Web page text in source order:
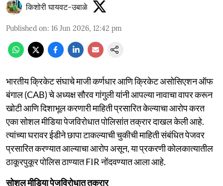
किशोरी घायवट-उबाळे
Published on: 16 Jun 2026, 12:42 pm
भारतीय क्रिकेट संघाचे माजी कर्णधार आणि क्रिकेट असोसिएशन ऑफ
बंगाल (CAB) चे अध्यक्ष सौरव गांगुली यांनी आपल्या नावाचा वापर करून
खोटी आणि दिशाभूल करणारी माहिती प्रसारित केल्याचा आरोप करत
एका सोशल मीडिया पेजविरोधात पोलिसांत तक्रार दाखल केली आहे.
त्यांच्या घरावर ईडीने छापा टाकल्याची चुकीची माहिती संबंधित पेजवर
प्रसारित करण्यात आल्याचा आरोप असून, या प्रकरणी कोलकात्यातील
ठाकूरपुकूर पोलिस ठाण्यात FIR नोंदवण्यात आला आहे.
सोशल मीडिया पेजविरोधात तक्रार